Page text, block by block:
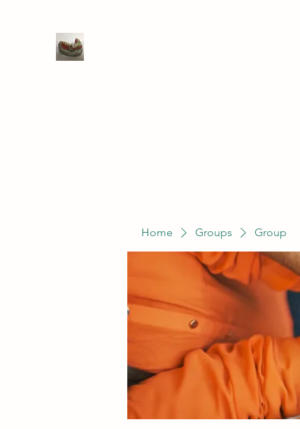
Home Groups Group